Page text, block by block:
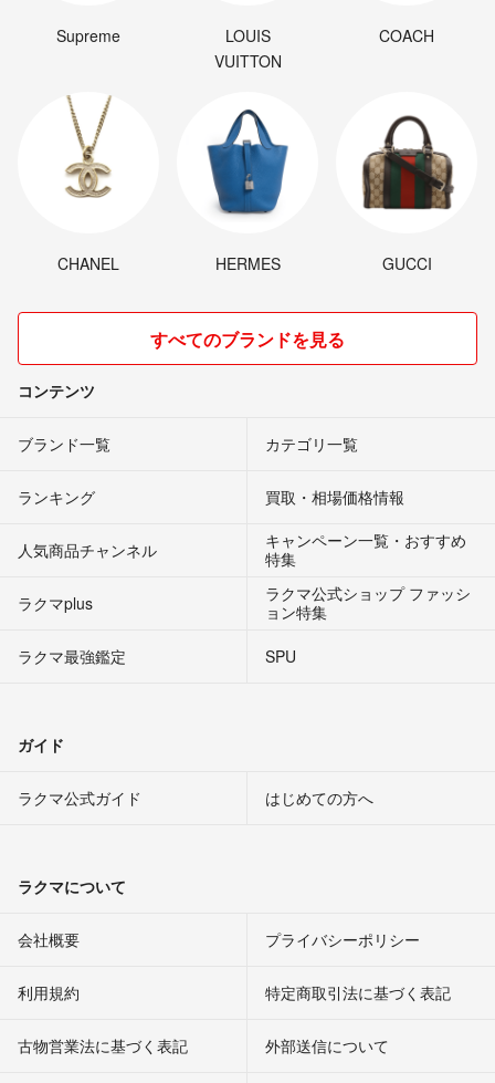
Supreme
LOUIS
VUITTON
COACH
CHANEL HERMES GUCCI
すべてのブランドを見る
コンテンツ
ブランド一覧 カテゴリ一覧
ランキング 買取・相場価格情報
人気商品チャンネル
キャンペーン一覧・おすすめ
特集
ラクマplus
ラクマ公式ショップ ファッシ
ョン特集
ラクマ最強鑑定
SPU
ガイド
ラクマ公式ガイド はじめての方へ
ラクマについて
会社概要 プライバシーポリシー
利用規約 特定商取引法に基づく表記
古物営業法に基づく表記 外部送信について